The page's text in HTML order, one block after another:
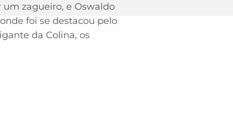
zagueiro, e Oswaldo
foi se destacou pelo
da Colina, os